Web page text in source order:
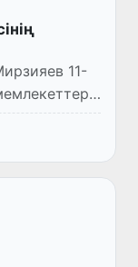
11-
саммитіне